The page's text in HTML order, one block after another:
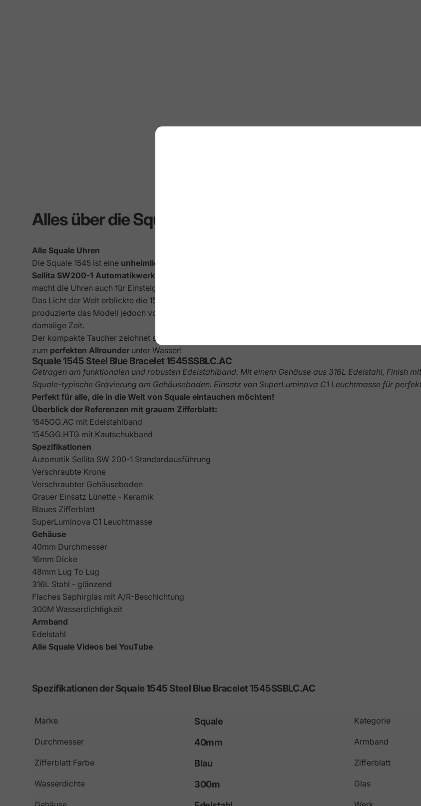
Alles über die Squale 1545 Steel Blue Bracelet
Alle Squale Uhren
Die Squale 1545 ist eine unheimlich
Sellita SW200-1 Automatikwerk
macht die Uhren auch für Einsteiger interessant.
Das Licht der Welt erblickte die 1545 schon in den
einer
produzierte das Modell jedoch vorwiegend für anderen Marken. Ihren Ursprung macht die 1545 noch
damalige Zeit.
Der kompakte Taucher zeichnet sich durch eine
zum perfekten Allrounder unter Wasser!
Squale 1545 Steel Blue Bracelet 1545SSBLC.AC
Getragen am funktionalen und robusten Edelstahlband. Mit einem Gehäuse aus 316L Edelstahl, Finish
Squale-typische Gravierung am Gehäuseboden. Einsatz von SuperLuminova C1 Leuchtmasse für
Perfekt für alle, die in die Welt von Squale eintauchen möchten!
Überblick der Referenzen mit grauem Zifferblatt:
1545GG.AC mit Edelstahlband
1545GG.HTG mit Kautschukband
Spezifikationen
Automatik Sellita SW 200-1 Standardausführung
Verschraubte Krone
Verschraubter Gehäuseboden
Grauer Einsatz Lünette - Keramik
Blaues Zifferblatt
SuperLuminova C1 Leuchtmasse
Gehäuse
40mm Durchmesser
16mm Dicke
48mm Lug To Lug
316L Stahl - glänzend
Flaches Saphirglas mit A/R-Beschichtung
300M Wasserdichtigkeit
Armband
Edelstahl
Alle Squale Videos bei YouTube
Spezifikationender Squale 1545 Steel Blue Bracelet 1545SSBLC.AC
Marke Squale Kategorie
Durchmesser 40mm Armband
Zifferblatt Farbe Blau Zifferblatt
Wasserdichte 300m Glas